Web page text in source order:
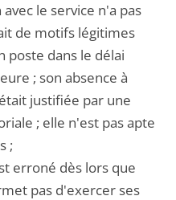
le service n'a pas
de motifs légitimes
poste dans le délai
; son absence à
justifiée par une
; elle n'est pas apte
;
erroné dès lors que
pas d'exercer ses